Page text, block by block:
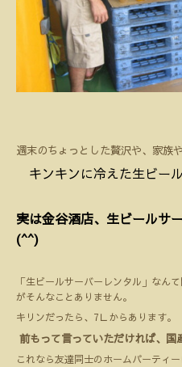
週末のちょっとした贅沢や、家族
キンキンに冷えた生ビー
実は金谷酒店、生ビールサ
(^^)
「生ビールサーバーレンタル」なん
がそんなことありません。
キリンだったら、7Ｌからあります。
前もって言っていただければ、
これなら友達同士のホームパーティー